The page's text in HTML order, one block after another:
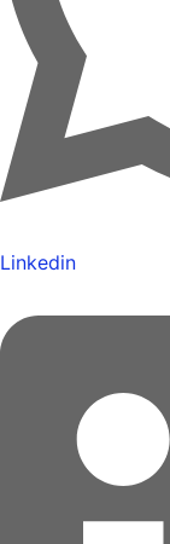
Linkedin